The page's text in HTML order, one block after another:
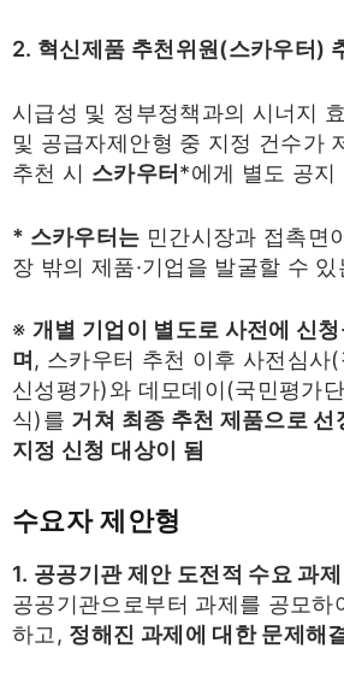
2. 혁신제품 추천위원(스카우터)
시급성 및 정부정책과의 시너지
및 공급자제안형 중 지정 건수가
추천 시 스카우터*에게 별도 공지
* 스카우터는 민간시장과 접촉면
장 밖의 제품·기업을 발굴할 수
※ 개별 기업이 별도로 사전에 신
며 , 스카우터 추천 이후 사전심사
신성평가)와 데모데이(국민평가
식)를 거쳐 최종 추천 제품으로
지정 신청 대상이 됨
수요자 제안형
1. 공공기관 제안 도전적 수요 과제
공공기관으로부터 과제를 공모하
하고, 정해진 과제에 대한 문제해